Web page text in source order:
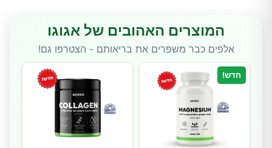
המוצרים האהובים של אגוגו
אלפים כבר משפרים את בריאותם - הצטרפו גם!
חדש!